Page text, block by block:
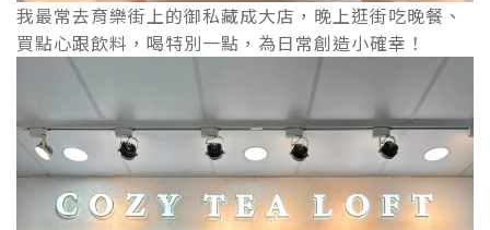
我最常去育樂街上的御私藏成大店，晚上逛街吃晚餐、
買點心跟飲料，喝特別一點，為日常創造小確幸！